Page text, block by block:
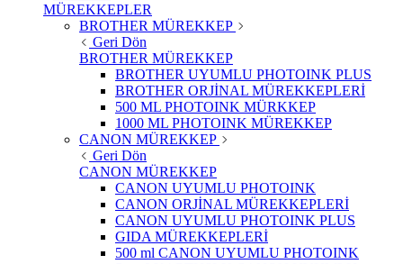
MÜREKKEPLER
BROTHER MÜREKKEP
Geri Dön
BROTHER MÜREKKEP
BROTHER UYUMLU PHOTOINK PLUS
BROTHER ORJİNAL MÜREKKEPLERİ
500 ML PHOTOINK MÜRKKEP
1000 ML PHOTOINK MÜREKKEP
CANON MÜREKKEP
Geri Dön
CANON MÜREKKEP
CANON UYUMLU PHOTOINK
CANON ORJİNAL MÜREKKEPLERİ
CANON UYUMLU PHOTOINK PLUS
GIDA MÜREKKEPLERİ
500 ml CANON UYUMLU PHOTOINK